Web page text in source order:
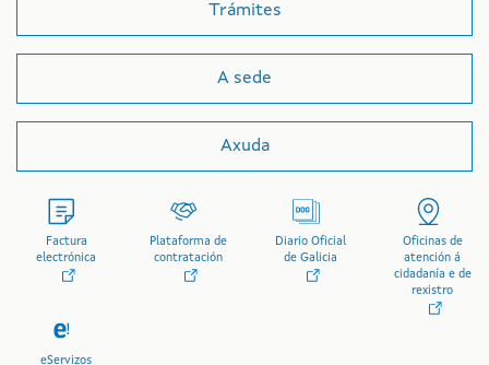
Trámites
A sede
Axuda
Factura
electrónica
Plataforma de
contratación
Diario Oficial
de Galicia
Oficinas de
atención á
cidadanía e de
rexistro
eServizos